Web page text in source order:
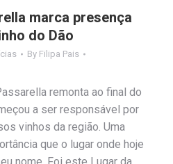
marca presença
do Dão
By Filipa Pais
remonta ao final do
a ser responsável por
vinhos da região. Uma
que o lugar onde hoje